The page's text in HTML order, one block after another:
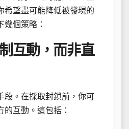
希望盡可能降低被發現的
幾個策略：
互動，而非直
段。在採取封鎖前，你可
互動。這包括：